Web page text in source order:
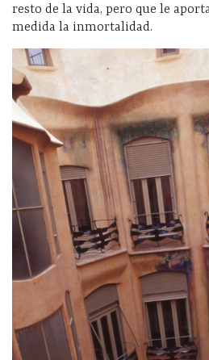
resto de la vida, pero que le
medida la inmortalidad.